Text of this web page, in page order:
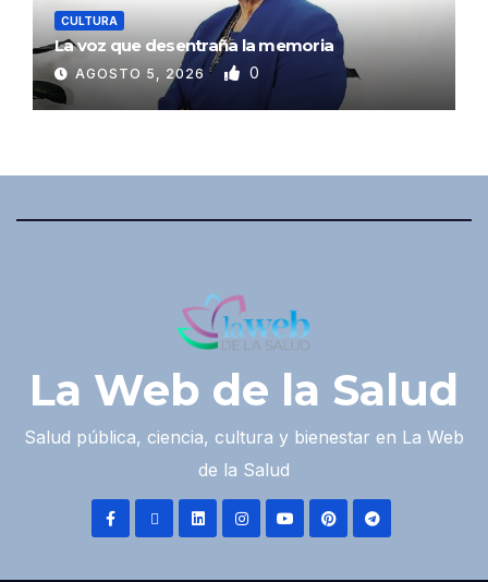
CULTURA
La voz que desentraña la memoria
AGOSTO 5, 2026 0
La Web de la Salud
Salud pública, ciencia, cultura y bienestar en La Web
de la Salud